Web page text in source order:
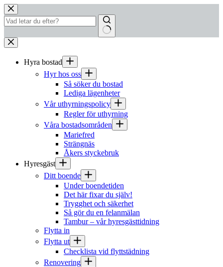
Hoppa
till
innehåll
Inga
resultat
Hyra bostad
Hyr hos oss
Så söker du bostad
Lediga lägenheter
Vår uthyrningspolicy
Regler för uthyrning
Våra bostadsområden
Mariefred
Strängnäs
Åkers styckebruk
Hyresgäst
Ditt boende
Under boendetiden
Det här fixar du själv!
Trygghet och säkerhet
Så gör du en felanmälan
Tambur – vår hyresgästtidning
Flytta in
Flytta ut
Checklista vid flyttstädning
Renovering